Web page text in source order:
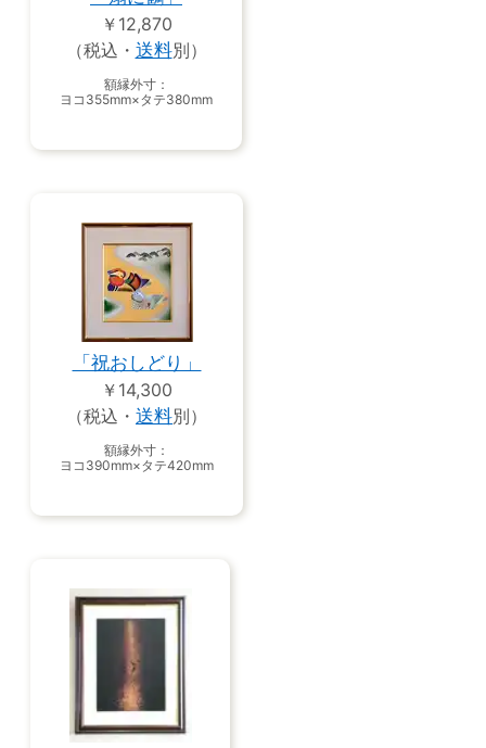
￥12,870
（税込・ 送料別）
額縁外寸：
ヨコ355mm×タテ380mm
「祝おしどり」
￥14,300
（税込・ 送料別）
額縁外寸：
ヨコ390mm×タテ420mm